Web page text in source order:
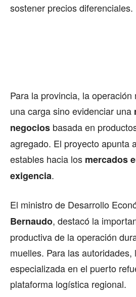
sostener precios diferenciales.
Para la provincia, la
una carga sino evidenciar una
negocios basada en
agregado. El proyecto apunta
estables hacia los mercados
exigencia.
El ministro de Desarrollo
Bernaudo, destacó la
productiva de la operación
muelles. Para las autoridades,
especializada en el puerto
plataforma logística regional.